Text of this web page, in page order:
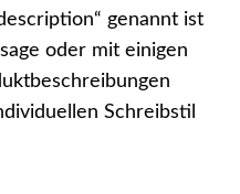
genannt ist
oder mit einigen
Schreibstil